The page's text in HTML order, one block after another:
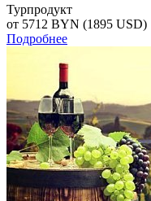
Турпродукт
от 5712 BYN (1895 USD)
Подробнее